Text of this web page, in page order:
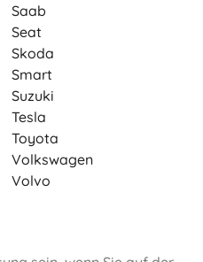
Saab
Seat
Skoda
Smart
Suzuki
Tesla
Toyota
Volkswagen
Volvo